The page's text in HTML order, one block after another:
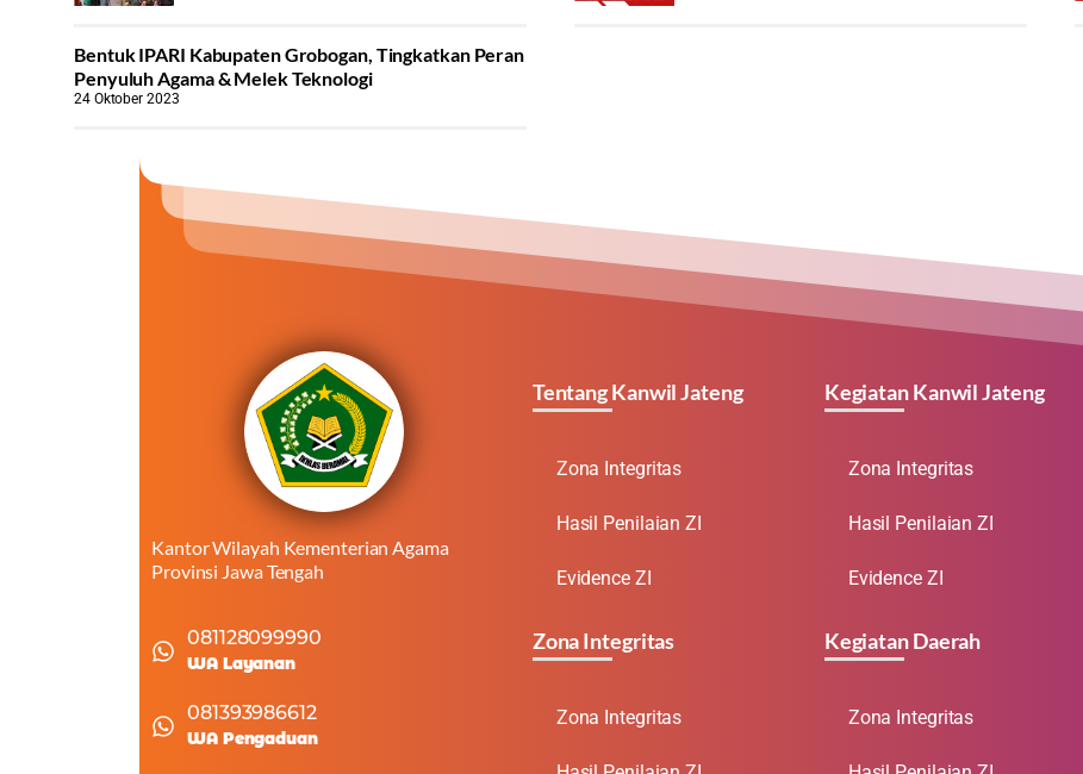
Bentuk IPARI Kabupaten Grobogan, Tingkatkan Peran
Penyuluh Agama & Melek Teknologi
24 Oktober 2023
Kantor Wilayah Kementerian Agama
Provinsi Jawa Tengah
081128099990
WA Layanan
081393986612
WA Pengaduan
Tentang Kanwil Jateng
Zona Integritas
Hasil Penilaian ZI
Evidence ZI
Zona Integritas
Zona Integritas
Kegiatan Kanwil Jateng
Zona Integritas
Hasil Penilaian ZI
Evidence ZI
Kegiatan Daerah
Zona Integritas